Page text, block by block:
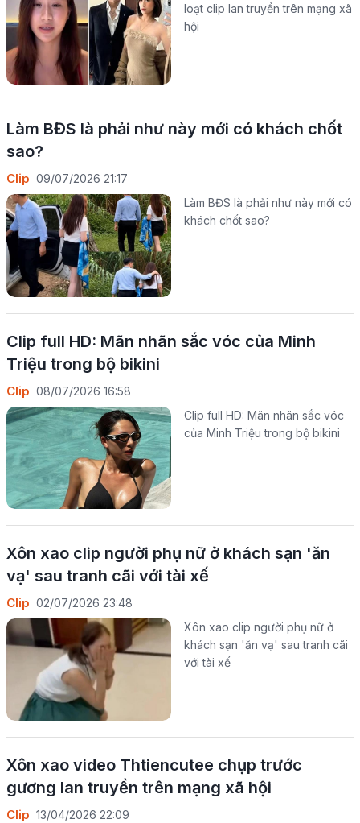
loạt clip lan truyền trên mạng xã
hội
Làm BĐS là phải như này mới có khách chốt
sao?
Clip 09/07/2026 21:17
Làm BĐS là phải như này mới có
khách chốt sao?
Clip full HD: Mãn nhãn sắc vóc của Minh
Triệu trong bộ bikini
Clip 08/07/2026 16:58
Clip full HD: Mãn nhãn sắc vóc
của Minh Triệu trong bộ bikini
Xôn xao clip người phụ nữ ở khách sạn 'ăn
vạ' sau tranh cãi với tài xế
Clip 02/07/2026 23:48
Xôn xao clip người phụ nữ ở
khách sạn 'ăn vạ' sau tranh cãi
với tài xế
Xôn xao video Thtiencutee chụp trước
gương lan truyền trên mạng xã hội
Clip 13/04/2026 22:09